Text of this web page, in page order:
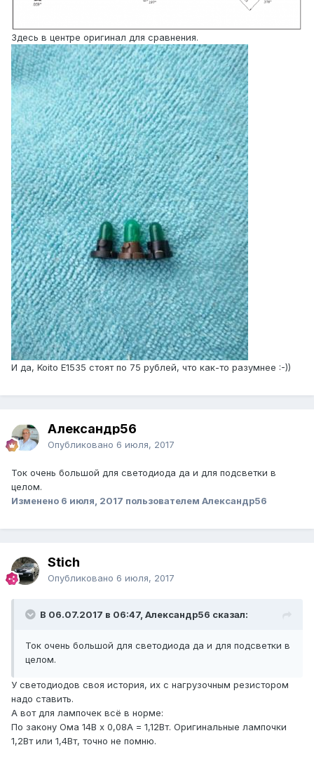
Здесь в центре оригинал для сравнения.
И да, Koito E1535 стоят по 75 рублей, что как-то разумнее :-))
Александр56
Опубликовано 6 июля, 2017
Ток очень большой для светодиода да и для подсветки в
целом.
Изменено 6 июля, 2017 пользователем Александр56
Stich
Опубликовано 6 июля, 2017
В 06.07.2017 в 06:47, Александр56 сказал:
Ток очень большой для светодиода да и для подсветки в
целом.
У светодиодов своя история, их с нагрузочным резистором
надо ставить.
А вот для лампочек всё в норме:
По закону Ома 14В х 0,08А = 1,12Вт. Оригинальные лампочки
1,2Вт или 1,4Вт, точно не помню.